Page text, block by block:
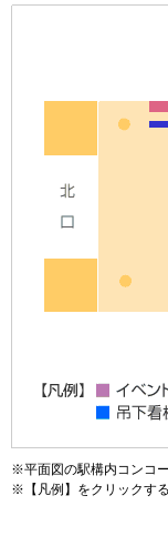
※平面図の駅構内コンコ
※【凡例】をクリックす